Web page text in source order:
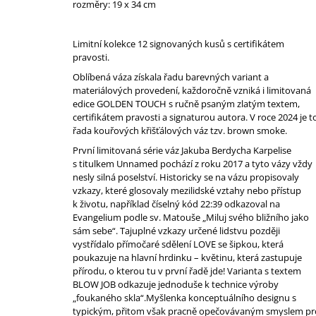
rozměry: 19 x 34 cm
Limitní kolekce 12 signovaných kusů s certifikátem
pravosti.
Oblíbená váza získala řadu barevných variant a
materiálových provedení, každoročně vzniká i limitovaná
edice GOLDEN TOUCH s ručně psaným zlatým textem,
certifikátem pravosti a signaturou autora. V roce 2024 je
řada kouřových křišťálových váz tzv. brown smoke.
První limitovaná série váz Jakuba Berdycha Karpelise
s titulkem Unnamed pochází z roku 2017 a tyto vázy vždy
nesly silná poselství. Historicky se na vázu propisovaly
vzkazy, které glosovaly mezilidské vztahy nebo přístup
k životu, například číselný kód 22:39 odkazoval na
Evangelium podle sv. Matouše „Miluj svého bližního jako
sám sebe“. Tajuplné vzkazy určené lidstvu později
vystřídalo přímočaré sdělení LOVE se šipkou, která
poukazuje na hlavní hrdinku – květinu, která zastupuje
přírodu, o kterou tu v první řadě jde! Varianta s textem
BLOW JOB odkazuje jednoduše k technice výroby
„foukaného skla“.Myšlenka konceptuálního designu s
typickým, přitom však pracně opečovávaným smyslem